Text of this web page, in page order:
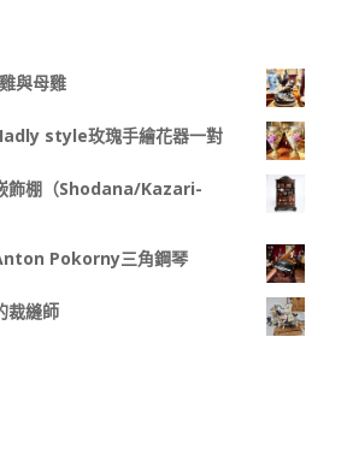
與母雞
style玫瑰手繪花器一對
飾棚（Shodana/Kazari-
Pokorny三角鋼琴
裁縫師